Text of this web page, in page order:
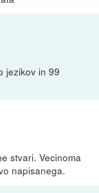
jezikov in 99
stvari. Vecinoma
napisanega.